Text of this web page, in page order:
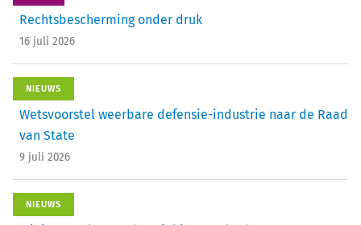
Rechtsbescherming onder druk
16 juli 2026
NIEUWS
Wetsvoorstel weerbare defensie-industrie naar de Raad
van State
9 juli 2026
NIEUWS